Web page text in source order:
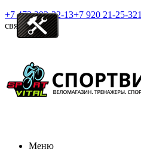
+7 473 292-32-13+7 920 21-25-321
связь
Меню